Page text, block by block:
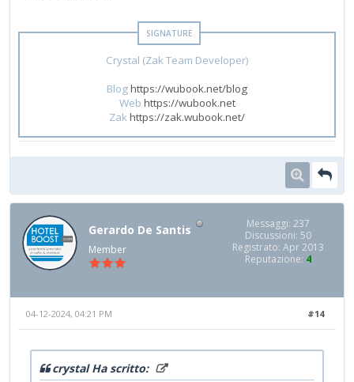
Crystal (Zak Team Developer)
Bloghttps://wubook.net/blog
Web https://wubook.net
Zakhttps://zak.wubook.net/
Gerardo De Santis
Member
Messaggi: 237
Discussioni: 50
Registrato: Apr 2013
Reputazione: 4
#14
04-12-2024, 04:21 PM
crystal Ha scritto: